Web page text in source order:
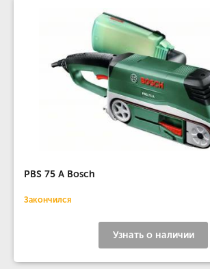
PBS 75 A Bosch
Закончился
Узнать о наличии